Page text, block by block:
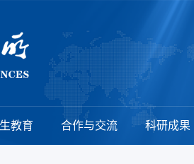
教育 合作与交流 科研成果